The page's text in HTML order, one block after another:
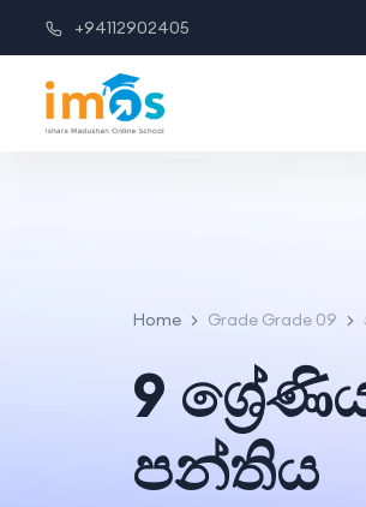
+94112902405
Home Grade Grade 09
9
පන්‍තිය